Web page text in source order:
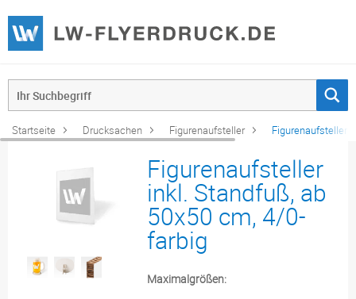
Startseite Drucksachen Figurenaufsteller Figurenaufsteller
Figurenaufsteller
inkl. Standfuß, ab
50x50 cm, 4/0-
farbig
Maximalgrößen: